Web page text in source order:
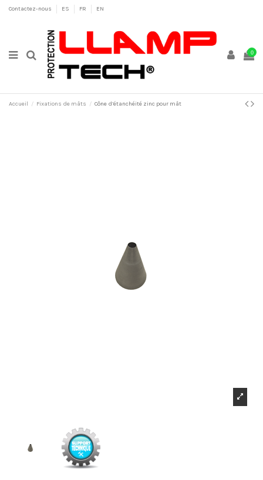
Contactez-nous ES FR EN
0
Accueil Fixations de mâts Cône d’étanchéité zinc pour mât